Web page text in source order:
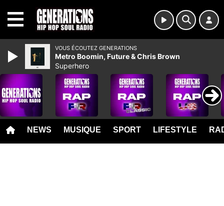
NEWS MUSIQUE SPORT LIFESTYLE
VOUS ÉCOUTEZ GENERATIONS
Metro Boomin, Future & Chris Brown
Superhero